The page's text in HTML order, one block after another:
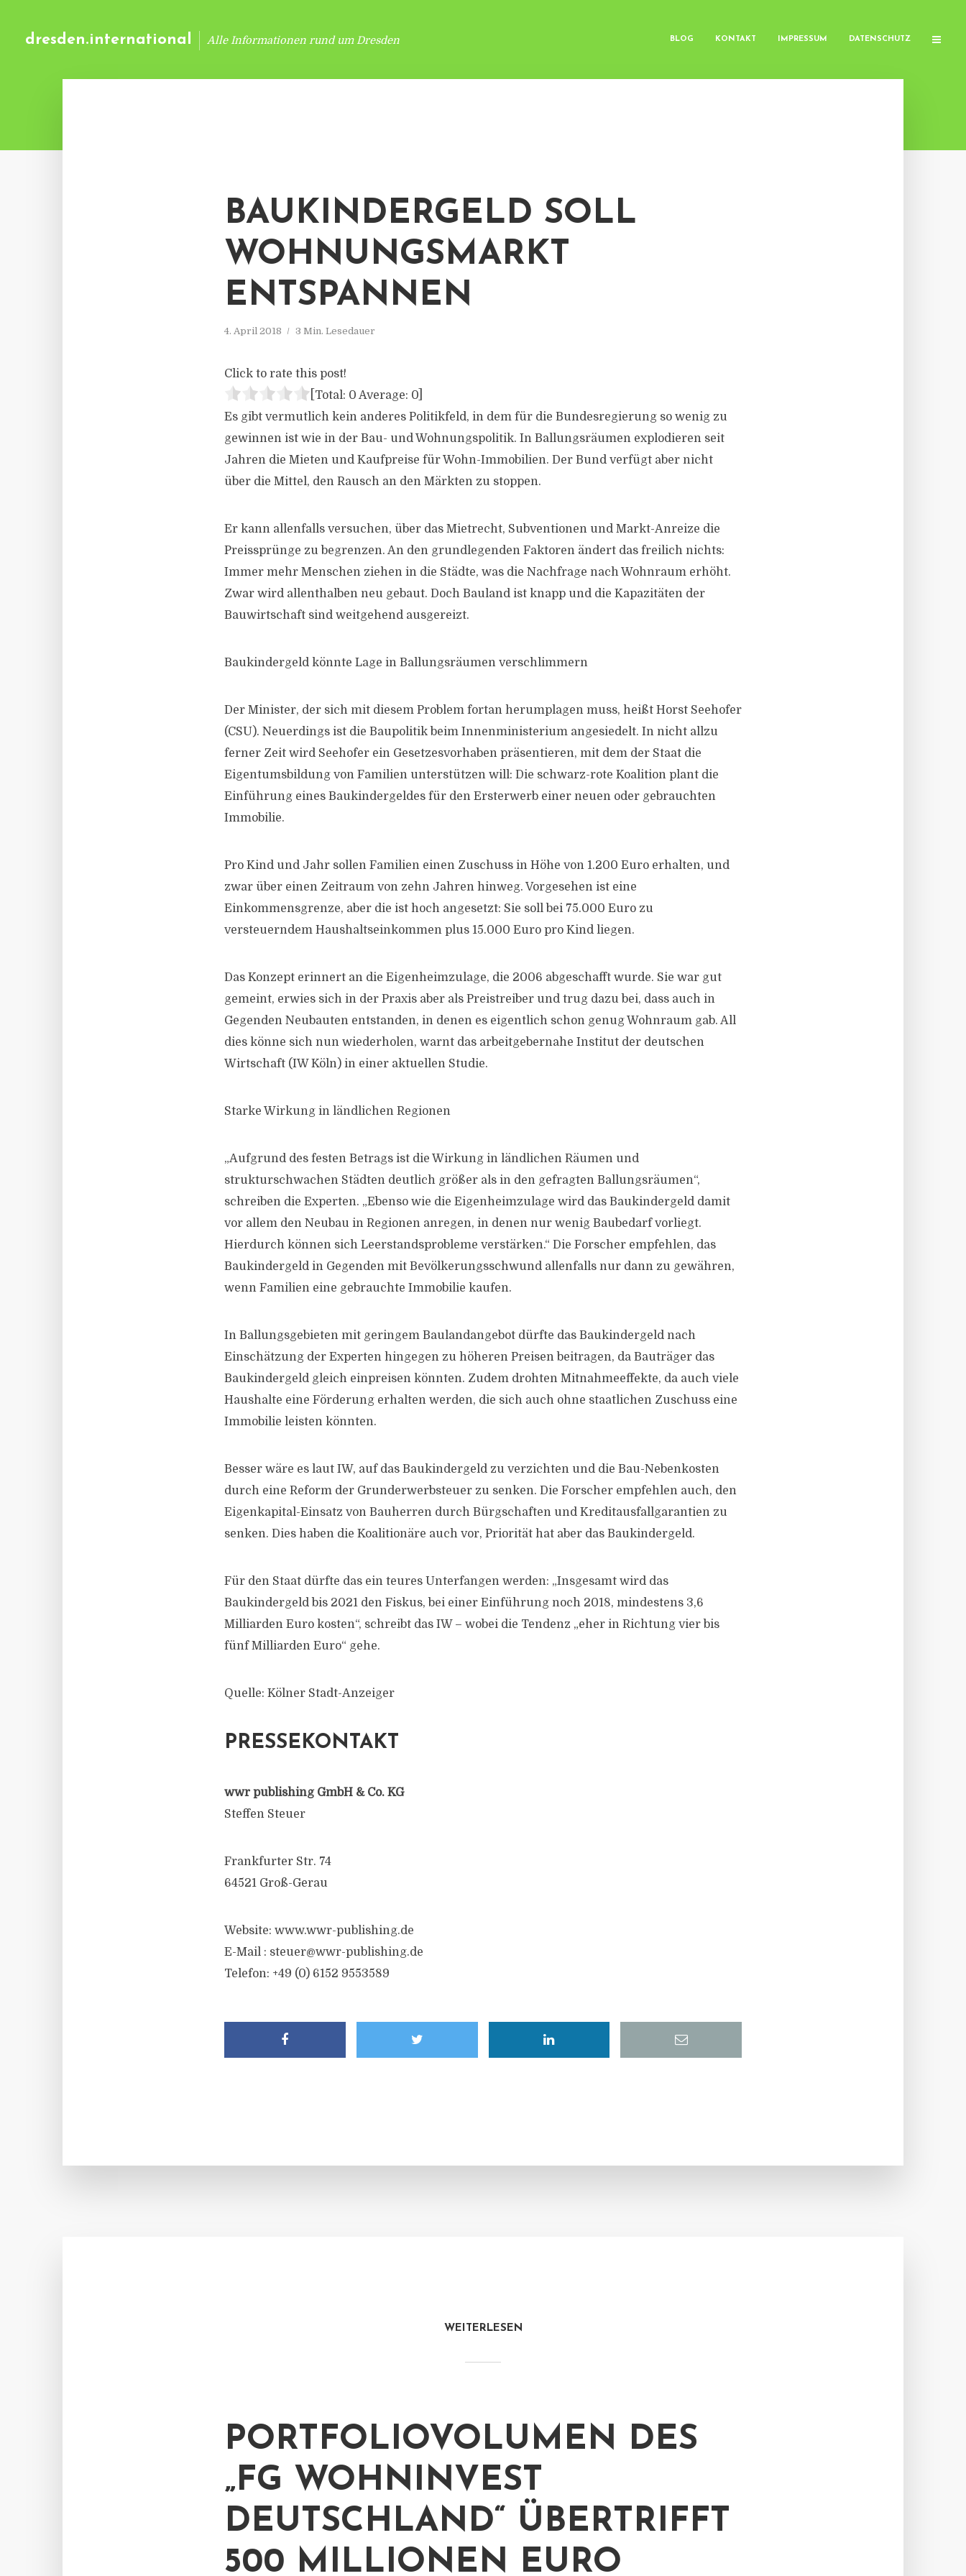
dresden.international Alle Informationen rund um Dresden BLOG KONTAKT IMPRESSUM DATENSCHUTZ
BAUKINDERGELD SOLL
WOHNUNGSMARKT
ENTSPANNEN
4. April 2018 3 Min. Lesedauer
Click to rate this post!
[Total: 0 Average: 0
Es gibt vermutlich kein anderes Politikfeld, in dem für die Bundesregierung so wenig zu
gewinnen ist wie in der Bau- und Wohnungspolitik. In Ballungsräumen explodieren seit
Jahren die Mieten und Kaufpreise für Wohn-Immobilien. Der Bund verfügt aber nicht
über die Mittel, den Rausch an den Märkten zu stoppen.
Er kann allenfalls versuchen, über das Mietrecht, Subventionen und Markt-Anreize die
Preissprünge zu begrenzen. An den grundlegenden Faktoren ändert das freilich nichts:
Immer mehr Menschen ziehen in die Städte, was die Nachfrage nach Wohnraum erhöht.
Zwar wird allenthalben neu gebaut. Doch Bauland ist knapp und die Kapazitäten der
Bauwirtschaft sind weitgehend ausgereizt.
Baukindergeld könnte Lage in Ballungsräumen verschlimmern
Der Minister, der sich mit diesem Problem fortan herumplagen muss, heißt Horst Seehofer
(CSU). Neuerdings ist die Baupolitik beim Innenministerium angesiedelt. In nicht allzu
ferner Zeit wird Seehofer ein Gesetzesvorhaben präsentieren, mit dem der Staat die
Eigentumsbildung von Familien unterstützen will: Die schwarz-rote Koalition plant die
Einführung eines Baukindergeldes für den Ersterwerb einer neuen oder gebrauchten
Immobilie.
Pro Kind und Jahr sollen Familien einen Zuschuss in Höhe von 1.200 Euro erhalten, und
zwar über einen Zeitraum von zehn Jahren hinweg. Vorgesehen ist eine
Einkommensgrenze, aber die ist hoch angesetzt: Sie soll bei 75.000 Euro zu
versteuerndem Haushaltseinkommen plus 15.000 Euro pro Kind liegen.
Das Konzept erinnert an die Eigenheimzulage, die 2006 abgeschafft wurde. Sie war gut
gemeint, erwies sich in der Praxis aber als Preistreiber und trug dazu bei, dass auch in
Gegenden Neubauten entstanden, in denen es eigentlich schon genug Wohnraum gab. All
dies könne sich nun wiederholen, warnt das arbeitgebernahe Institut der deutschen
Wirtschaft (IW Köln) in einer aktuellen Studie.
Starke Wirkung in ländlichen Regionen
„Aufgrund des festen Betrags ist die Wirkung in ländlichen Räumen und
strukturschwachen Städten deutlich größer als in den gefragten Ballungsräumen“,
schreiben die Experten. „Ebenso wie die Eigenheimzulage wird das Baukindergeld damit
vor allem den Neubau in Regionen anregen, in denen nur wenig Baubedarf vorliegt.
Hierdurch können sich Leerstandsprobleme verstärken.“ Die Forscher empfehlen, das
Baukindergeld in Gegenden mit Bevölkerungsschwund allenfalls nur dann zu gewähren,
wenn Familien eine gebrauchte Immobilie kaufen.
In Ballungsgebieten mit geringem Baulandangebot dürfte das Baukindergeld nach
Einschätzung der Experten hingegen zu höheren Preisen beitragen, da Bauträger das
Baukindergeld gleich einpreisen könnten. Zudem drohten Mitnahmeeffekte, da auch viele
Haushalte eine Förderung erhalten werden, die sich auch ohne staatlichen Zuschuss eine
Immobilie leisten könnten.
Besser wäre es laut IW, auf das Baukindergeld zu verzichten und die Bau-Nebenkosten
durch eine Reform der Grunderwerbsteuer zu senken. Die Forscher empfehlen auch, den
Eigenkapital-Einsatz von Bauherren durch Bürgschaften und Kreditausfallgarantien zu
senken. Dies haben die Koalitionäre auch vor, Priorität hat aber das Baukindergeld.
Für den Staat dürfte das ein teures Unterfangen werden: „Insgesamt wird das
Baukindergeld bis 2021 den Fiskus, bei einer Einführung noch 2018, mindestens 3,6
Milliarden Euro kosten“, schreibt das IW – wobei die Tendenz „eher in Richtung vier bis
fünf Milliarden Euro“ gehe.
Quelle: Kölner Stadt-Anzeiger
PRESSEKONTAKT
wwr publishing GmbH & Co. KG
Steffen Steuer
Frankfurter Str. 74
64521 Groß-Gerau
Website: www.wwr-publishing.de
E-Mail : steuer@wwr-publishing.de
Telefon: +49 (0) 6152 9553589
WEITERLESEN
PORTFOLIOVOLUMEN DES
„FG WOHNINVEST
DEUTSCHLAND“ ÜBERTRIFFT
500 MILLIONEN EURO